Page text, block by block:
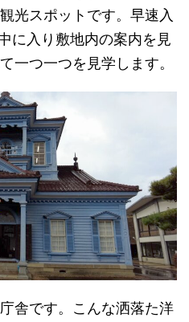
光スポットです。早速入
に入り敷地内の案内を見
一つ一つを見学します。
舎です。こんな洒落た洋